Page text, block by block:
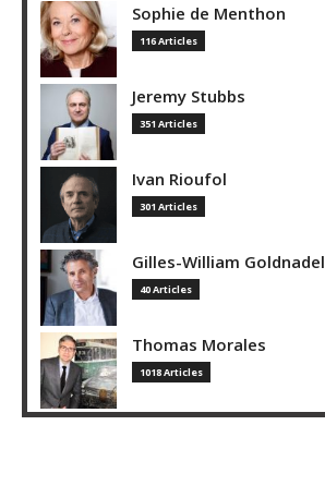
Sophie de Menthon
116 Articles
Jeremy Stubbs
351 Articles
Ivan Rioufol
301 Articles
Gilles-William Goldnadel
40 Articles
Thomas Morales
1018 Articles